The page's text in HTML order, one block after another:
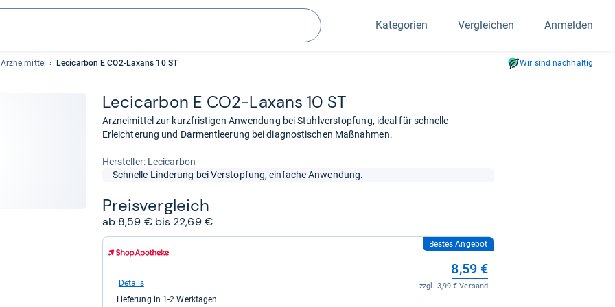
Suchen
Kategorien Vergleichen Anmelden
Lecicarbon E CO2-Laxans 10 ST Wir sind nachhaltig
Leci­car­bon E CO2-​Lax­ans 10 ST
Arzneimittel zur kurzfristigen Anwendung bei Stuhlverstopfung, ideal für schnelle
Erleichterung und Darmentleerung bei diagnostischen Maßnahmen.
Her­stel­ler: Lecicarbon
Schnelle Linderung bei Verstopfung, einfache Anwendung.
Preis­ver­gleich
ab 8,59 € bis 22,69 €
zum
Shop:
Shop
DE
Bestes Angebot
8,59 €
zzgl. 3,99 € Versand
Details
Lieferung in 1-2 Werktagen